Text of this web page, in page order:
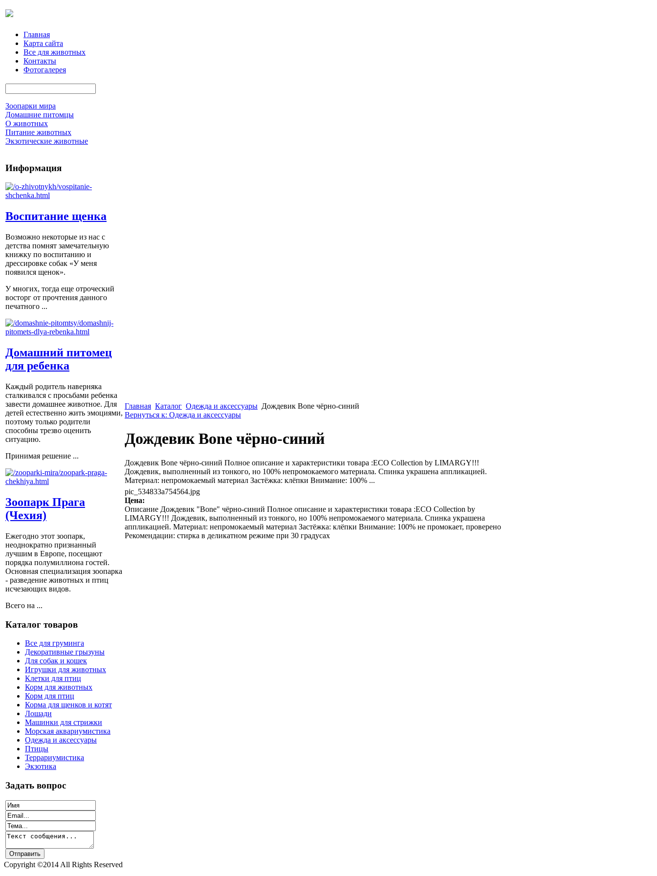
Главная
Карта сайта
Все для животных
Контакты
Фотогалерея
Зоопарки мира
Домашние питомцы
О животных
Питание животных
Экзотические животные
Информация
Воспитание щенка
Возможно некоторые из нас с
детства помнят замечательную
книжку по воспитанию и
дрессировке собак «У меня
появился щенок».
У многих, тогда еще отроческий
восторг от прочтения данного
печатного ...
Домашний питомец
для ребенка
Каждый родитель наверняка
сталкивался с просьбами ребенка
завести домашнее животное. Для
детей естественно жить эмоциями,
поэтому только родители
способны трезво оценить
ситуацию.
Принимая решение ...
Зоопарк Прага
(Чехия)
Ежегодно этот зоопарк,
неоднократно признанный
лучшим в Европе, посещают
порядка полумиллиона гостей.
Основная специализация зоопарка
- разведение животных и птиц
исчезающих видов.
Всего на ...
Каталог товаров
Все для груминга
Декоративные грызуны
Для собак и кошек
Игрушки для животных
Клетки для птиц
Корм для животных
Корм для птиц
Корма для щенков и котят
Лошади
Машинки для стрижки
Морская аквариумистика
Одежда и аксессуары
Птицы
Террариумистика
Экзотика
Задать вопрос
Главная Каталог Одежда и аксессуары Дождевик Bone чёрно-синий
Вернуться к: Одежда и аксессуары
Дождевик Bone чёрно-синий
Дождевик Bone чёрно-синий Полное описание и характеристики товара :ECO Collection by LIMARGY!!!
Дождевик, выполненный из тонкого, но 100% непромокаемого материала. Спинка украшена аппликацией.
Материал: непромокаемый материал Застёжка: клёпки Внимание: 100% ...
pic_534833a754564.jpg
Цена:
Описание Дождевик "Bone" чёрно-синий Полное описание и характеристики товара :ECO Collection by
LIMARGY!!! Дождевик, выполненный из тонкого, но 100% непромокаемого материала. Спинка украшена
аппликацией. Материал: непромокаемый материал Застёжка: клёпки Внимание: 100% не промокает, проверено
Рекомендации: стирка в деликатном режиме при 30 градусах
Copyright ©2014 All Rights Reserved